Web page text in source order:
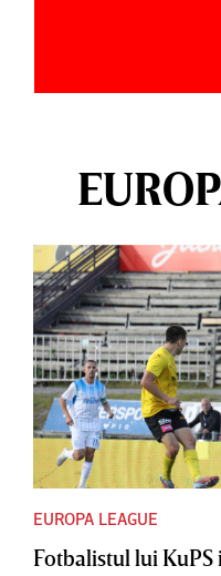
EUROPA LEAGUE
Fotbalistul lui KuPS